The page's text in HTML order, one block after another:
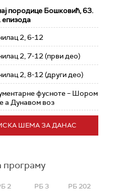
породице Бошковић, 63.
епизода
2, 6-12
2, 7-12 (први део)
2, 8-12 (други део)
фусноте – Шором
а Дунавом воз
ШЕМА ЗА ДАНАС
програму
2 РБ 3 РБ 202